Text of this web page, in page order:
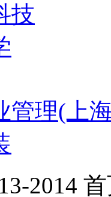
技
管理(上
2014